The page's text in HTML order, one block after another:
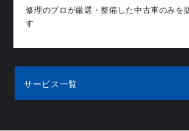
修理のプロが厳選・整備した中古車のみを
す
サービス一覧